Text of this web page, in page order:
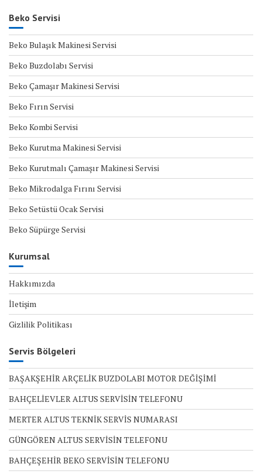
Beko Servisi
Beko Bulaşık Makinesi Servisi
Beko Buzdolabı Servisi
Beko Çamaşır Makinesi Servisi
Beko Fırın Servisi
Beko Kombi Servisi
Beko Kurutma Makinesi Servisi
Beko Kurutmalı Çamaşır Makinesi Servisi
Beko Mikrodalga Fırını Servisi
Beko Setüstü Ocak Servisi
Beko Süpürge Servisi
Kurumsal
Hakkımızda
İletişim
Gizlilik Politikası
Servis Bölgeleri
BAŞAKŞEHİR ARÇELİK BUZDOLABI MOTOR DEĞİŞİMİ
BAHÇELİEVLER ALTUS SERVİSİN TELEFONU
MERTER ALTUS TEKNİK SERVİS NUMARASI
GÜNGÖREN ALTUS SERVİSİN TELEFONU
BAHÇEŞEHİR BEKO SERVİSİN TELEFONU